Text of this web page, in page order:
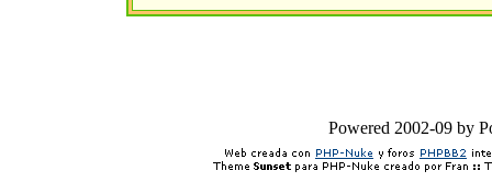
Powered 2002-09 by